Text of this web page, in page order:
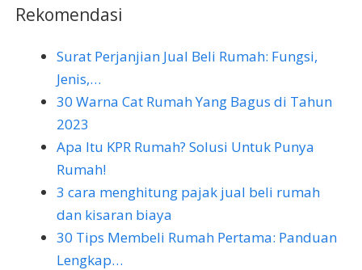
Rekomendasi
Surat Perjanjian Jual Beli Rumah: Fungsi,
Jenis,…
30 Warna Cat Rumah Yang Bagus di Tahun
2023
Apa Itu KPR Rumah? Solusi Untuk Punya
Rumah!
3 cara menghitung pajak jual beli rumah
dan kisaran biaya
30 Tips Membeli Rumah Pertama: Panduan
Lengkap…